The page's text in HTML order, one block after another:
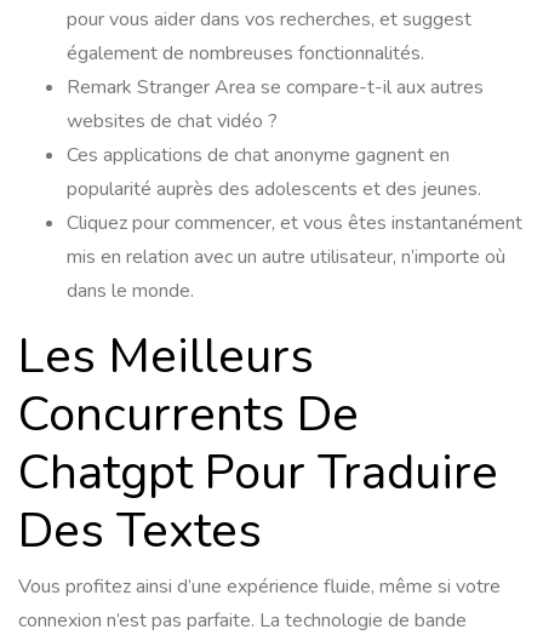
pour vous aider dans vos recherches, et suggest
également de nombreuses fonctionnalités.
Remark Stranger Area se compare-t-il aux autres
websites de chat vidéo ?
Ces applications de chat anonyme gagnent en
popularité auprès des adolescents et des jeunes.
Cliquez pour commencer, et vous êtes instantanément
mis en relation avec un autre utilisateur, n’importe où
dans le monde.
Les Meilleurs
Concurrents De
Chatgpt Pour Traduire
Des Textes
Vous profitez ainsi d’une expérience fluide, même si votre
connexion n’est pas parfaite. La technologie de bande